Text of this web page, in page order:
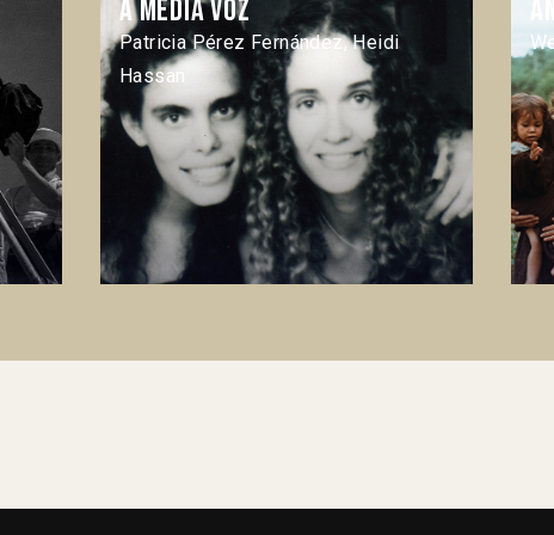
A media voz
Patricia Pérez Fernández, Heidi
Hassan